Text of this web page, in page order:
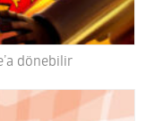
dönebilir